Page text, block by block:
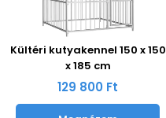
Kültéri kutyakennel 150 x 150
x 185 cm
129 800 Ft